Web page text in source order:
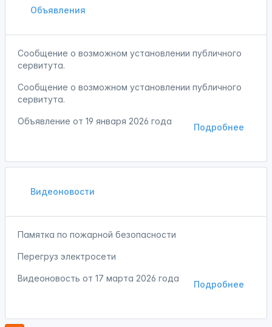
Объявления
Сообщение о возможном установлении публичного
сервитута.
Сообщение о возможном установлении публичного
сервитута.
Подробнее
Объявление от 19 января 2026 года
Видеоновости
Памятка по пожарной безопасности
Перегруз электросети
Подробнее
Видеоновость от 17 марта 2026 года